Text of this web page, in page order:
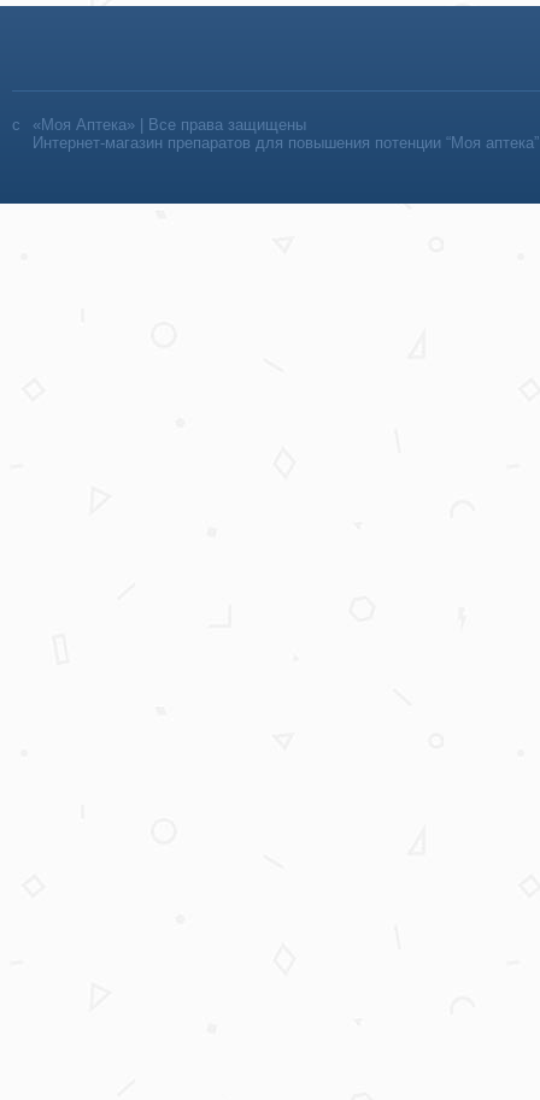
«Моя Аптека» | Все права защищены
Интернет-магазин препаратов для повышения потенции “Моя